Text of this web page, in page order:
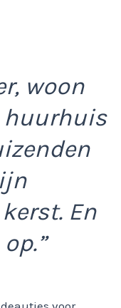
woon
huurhuis
En